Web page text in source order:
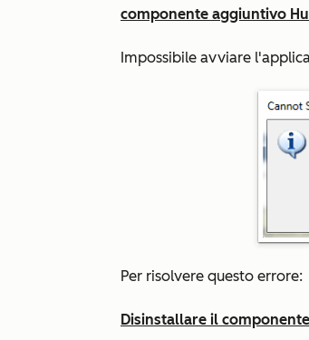
componente aggiuntivo
Impossibile avviare
Per risolvere questo errore:
Disinstallare il